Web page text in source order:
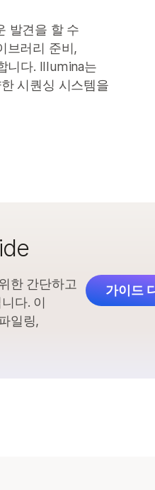
발견을 할 수
브러리 준비,
니다. Illumina는
시퀀싱 시스템을
한 간단하고
다. 이
일링,
가이드